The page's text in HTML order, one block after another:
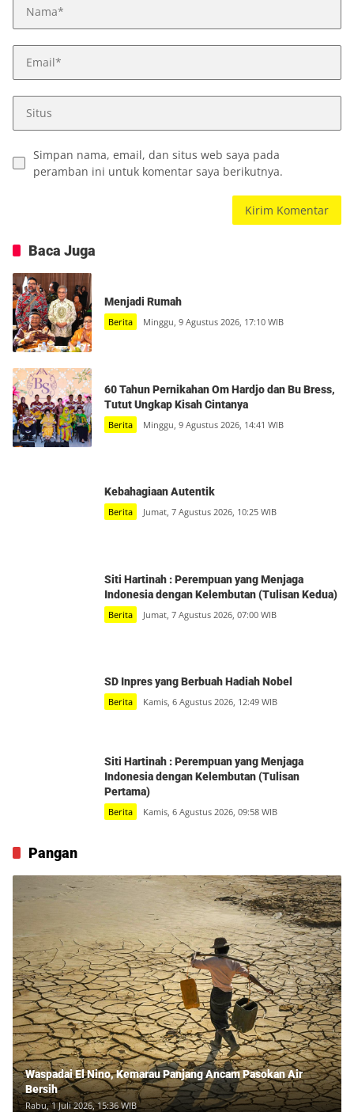
Simpan nama, email, dan situs web saya pada
peramban ini untuk komentar saya berikutnya.
Baca Juga
Menjadi Rumah
Berita Minggu, 9 Agustus 2026, 17:10 WIB
60 Tahun Pernikahan Om Hardjo dan Bu Bress,
Tutut Ungkap Kisah Cintanya
Berita Minggu, 9 Agustus 2026, 14:41 WIB
Kebahagiaan Autentik
Berita Jumat, 7 Agustus 2026, 10:25 WIB
Siti Hartinah : Perempuan yang Menjaga
Indonesia dengan Kelembutan (Tulisan Kedua)
Berita Jumat, 7 Agustus 2026, 07:00 WIB
SD Inpres yang Berbuah Hadiah Nobel
Berita Kamis, 6 Agustus 2026, 12:49 WIB
Siti Hartinah : Perempuan yang Menjaga
Indonesia dengan Kelembutan (Tulisan
Pertama)
Berita Kamis, 6 Agustus 2026, 09:58 WIB
Pangan
Waspadai El Nino, Kemarau Panjang Ancam Pasokan Air
Bersih
Rabu, 1 Juli 2026, 15:36 WIB